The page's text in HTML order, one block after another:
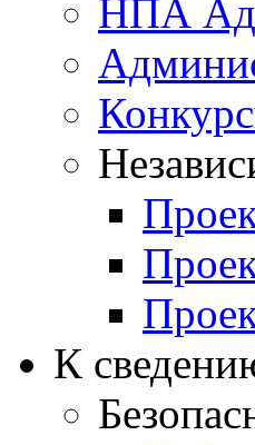
НПА
К